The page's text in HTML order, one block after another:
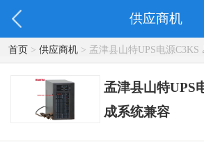
供应商机
首页> 供应商机> 孟津县山特UPS电源C3KS
孟津县山特UPS
成系统兼容